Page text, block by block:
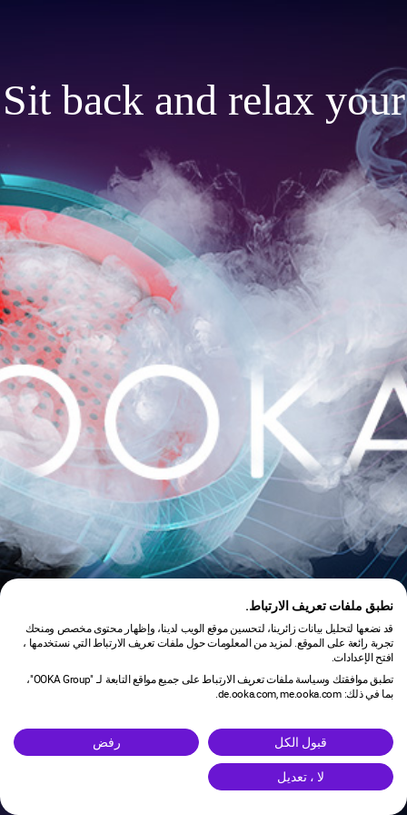
Sit back and relax your
is under maintenance.
نطبق ملفات تعريف الارتباط.
قد نضعها لتحليل بيانات زائرينا، لتحسين موقع الويب لدينا، وإظهار محتوى مخصص ومنحك
تجربة رائعة على الموقع. لمزيد من المعلومات حول ملفات تعريف الارتباط التي نستخدمها ،
افتح الإعدادات.
تطبق موافقتك وسياسة ملفات تعريف الارتباط على جميع مواقع التابعة لـ "OOKA Group"،
بما في ذلك: de.ooka.com, me.ooka.com.
قبول الكل رفض
لا ، تعديل